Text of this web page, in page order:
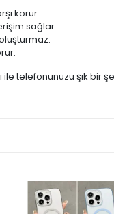
korur.
sağlar.
telefonunuzu şık